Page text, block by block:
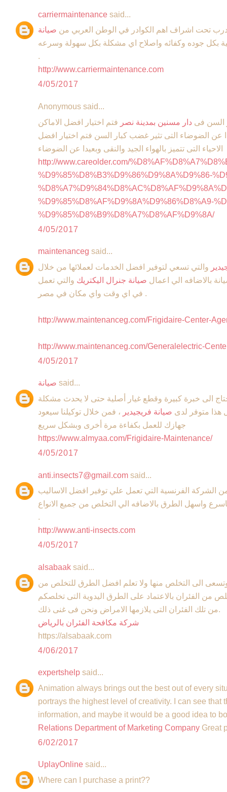
carriermaintenance said...
تحت اشراف اهم الكوادر في الوطن العربي من صيانة
بكل جوده وكفائه واصلاح اي مشكلة بكل سهولة وسرعه
.
http://www.carriermaintenance.com
4/05/2017
Anonymous said...
السن فى دار مسنين بمدينة نصر فتم اختيار افضل الاماكن
عن الضوضاء التى تثير غضب كبار السن فتم اختيار افضل
الاحياء التى تتميز بالهواء الجيد والنقى وبعيدا عن الضوضاء
http://www.careolder.com/
%D9%85%D8%B3%D9%86%D9%8A%D9%86-
%D9%85%D8%AF%D9%8A%D9%86%D8%A9-
%D9%85%D8%B9%D8%A7%D8%AF%D9%8A/
4/05/2017
maintenanceg said...
والتي تسعي لتوفير افضل الخدمات لعملائها من خلال
بالاضافه الي اعمال صيانة جنرال اليكتريك والتي تعمل
في اي وقت واي مكان في مصر .
http://www.maintenanceg.com/Frigidaire-Center-
http://www.maintenanceg.com/Generalelectric-
4/05/2017
صيانة said...
الى خبرة كبيرة وقطع غيار أصلية حتى لا يحدث مشكلة
هذا متوفر لدى صيانة فريجيدير ، فمن خلال توكيلنا سيعود
جهازك للعمل بكفاءة مرة أخرى وبشكل سريع
https://www.almyaa.com/Frigidaire-Maintenance/
4/05/2017
anti.insects7@gmail.com said...
الشركة الفرنسية التي تعمل علي توفير افضل الاساليب
واسهل الطرق بالاضافه الي التخلص من جميع الانواع
.
http://www.anti-insects.com
4/05/2017
alsabaak said...
الى التخلص منها ولا تعلم افضل الطرق للتخلص من
من الفئران بالاعتماد على الطرق اليدوية التى تخلصكم
من تلك الفئران التى يلازمها الامراض ونحن فى غنى ذلك.
شركة مكافحة الفئران بالرياض
https://alsabaak.com
4/06/2017
expertshelp said...
Animation always brings out the best out of every
portrays the highest level of creativity. I can see that
information, and maybe it would be a good idea to
Relations Department of Marketing Company Great
6/02/2017
UplayOnline said...
Where can I purchase a print??